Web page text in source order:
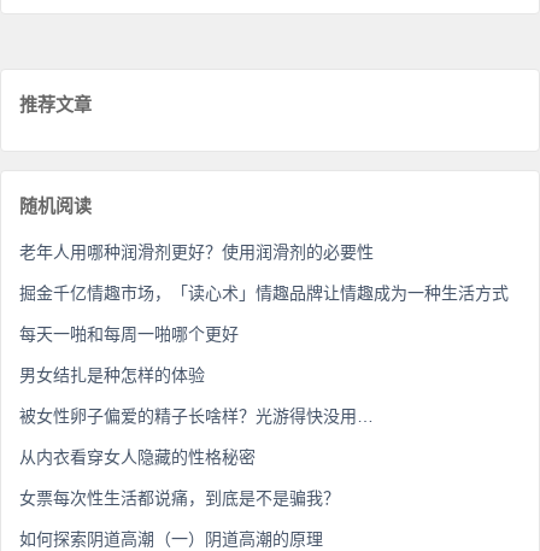
推荐文章
随机阅读
老年人用哪种润滑剂更好？使用润滑剂的必要性
掘金千亿情趣市场，「读心术」情趣品牌让情趣成为一种生活方式
每天一啪和每周一啪哪个更好
男女结扎是种怎样的体验
被女性卵子偏爱的精子长啥样？光游得快没用…
从内衣看穿女人隐藏的性格秘密
女票每次性生活都说痛，到底是不是骗我？
如何探索阴道高潮（一）阴道高潮的原理